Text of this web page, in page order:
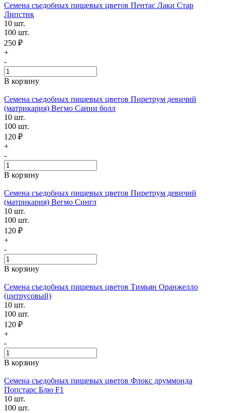
Семена съедобных пищевых цветов Пентас Лаки Стар
Липстик
10 шт.
100 шт.
250 ₽
+
-
В корзину
Семена съедобных пищевых цветов Пиретрум девичий
(матрикария) Вегмо Санни болл
10 шт.
100 шт.
120 ₽
+
-
В корзину
Семена съедобных пищевых цветов Пиретрум девичий
(матрикария) Вегмо Сингл
10 шт.
100 шт.
120 ₽
+
-
В корзину
Семена съедобных пищевых цветов Тимьян Оранжелло
(цитрусовый)
10 шт.
100 шт.
120 ₽
+
-
В корзину
Семена съедобных пищевых цветов Флокс друммонда
Попстарс Блю F1
10 шт.
100 шт.